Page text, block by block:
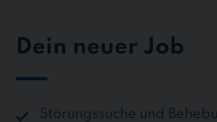
Dein neuer Job
Störungssuche und